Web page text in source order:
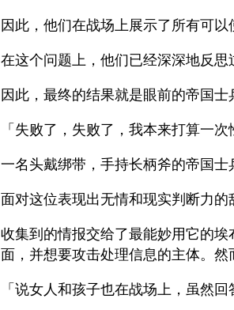
因此，他们在战场上展示了所有可
在这个问题上，他们已经深深地反思
因此，最终的结果就是眼前的帝国士
「失败了，失败了，我本来打算一次
一名头戴绑带，手持长柄斧的帝国士
面对这位表现出无情和现实判断力的
收集到的情报交给了最能妙用它的
面，并想要攻击处理信息的主体。然
「说女人和孩子也在战场上，虽然